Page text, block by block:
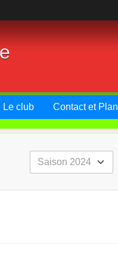
Le club Contact et Plan